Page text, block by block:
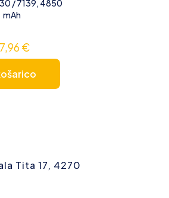
/ 7139, 4850
mAh
€
Tita 17, 4270